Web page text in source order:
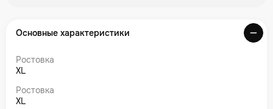
Основные характеристики
Ростовка
XL
Ростовка
XL